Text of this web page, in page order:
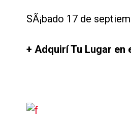
SÃ¡bado 17 de
+ Adquirí Tu Lugar en